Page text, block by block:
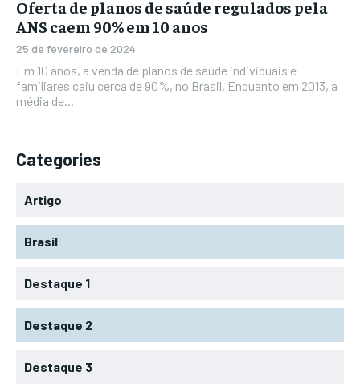
Oferta de planos de saúde regulados pela
ANS caem 90% em 10 anos
25 de fevereiro de 2024
Em 10 anos, a venda de planos de saúde individuais e
familiares caiu cerca de 90%, no Brasil. Enquanto em 2013, a
média de...
Categories
Artigo
Brasil
Destaque 1
Destaque 2
Destaque 3